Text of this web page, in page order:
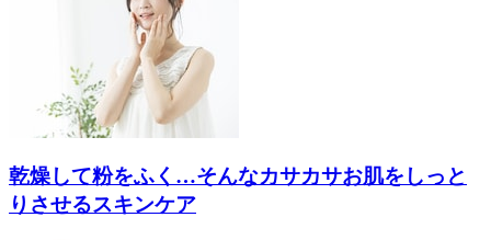
乾燥して粉をふく…そんなカサカサお肌をしっと
りさせるスキンケア